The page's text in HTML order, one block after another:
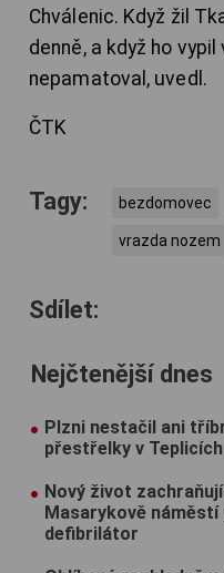
Chválenic. Když žil
denně, a když ho
nepamatoval, uvedl.
ČTK
Tagy: bezdomovec
vrazda nozem
Sdílet:
Nejčtenější dnes
Plzni nestačil ani
přestřelky v
Nový život
Masarykově
defibrilátor